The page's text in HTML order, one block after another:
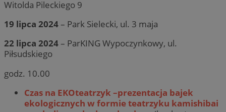
Witolda Pileckiego 9
19 lipca 2024– Park Sielecki, ul. 3 maja
22 lipca 2024– ParKING Wypoczynkowy, ul.
Piłsudskiego
godz. 10.00
Czas na EKOteatrzyk –prezentacja bajek
ekologicznych w formie teatrzyku kamishibai